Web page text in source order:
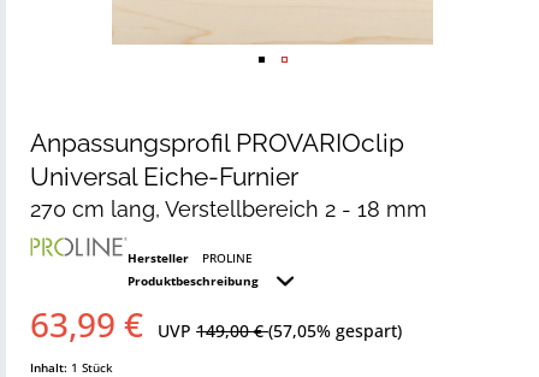
Anpassungsprofil PROVARIOclip
Universal Eiche-Furnier
270 cm lang, Verstellbereich 2 - 18 mm
Hersteller
PROLINE
Produktbeschreibung
63,99 € UVP 149,00 €(57,05% gespart)
Inhalt: 1 Stück